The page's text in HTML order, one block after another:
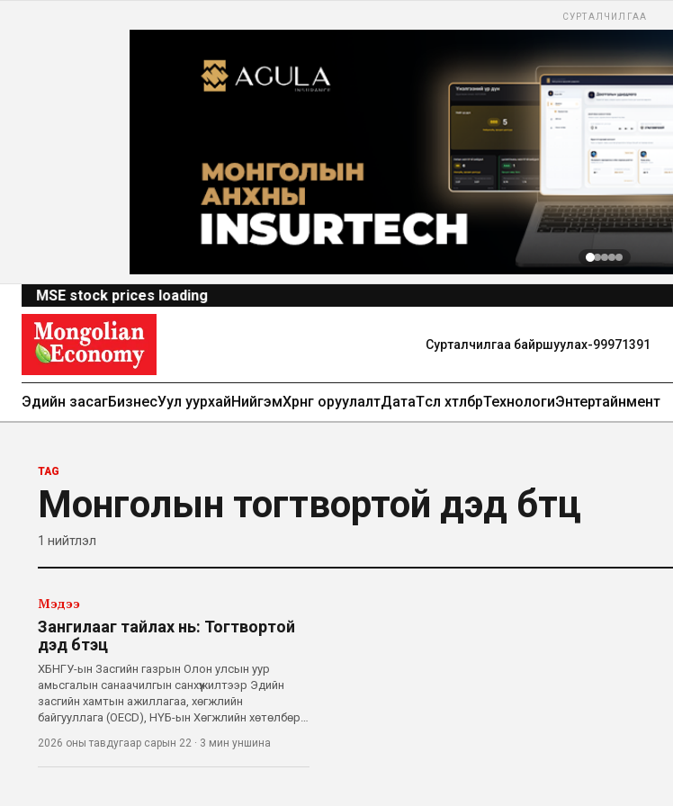
СУРТАЛЧИЛГАА
MSE stock prices loading
Сурталчилгаа байршуулах-99971391
Эдийн засагБизнесУул уурхайНийгэмХөрөнгө оруулалтДатаТөсөл хөтөлбөрТехнологиЭнтертайнмент
TAG
Монголын тогтвортой дэд бүтц
1 нийтлэл
Мэдээ
Зангилааг тайлах нь: Тогтвортой
дэд бүтэц
ХБНГУ-ын Засгийн газрын Олон улсын уур
амьсгалын санаачилгын санхүүжилтээр Эдийн
засгийн хамтын ажиллагаа, хөгжлийн
байгууллага (OECD), НҮБ-ын Хөгжлийн хөтөлбөр
Азийн тогтвортой дэд бүтцийн хөтөлбөрийг (SIPA)
Монгол улсад хэрэгжүүлж байгаа билээ. Энэхүү
2026 оны тавдугаар сарын 22 · 3 мин уншина